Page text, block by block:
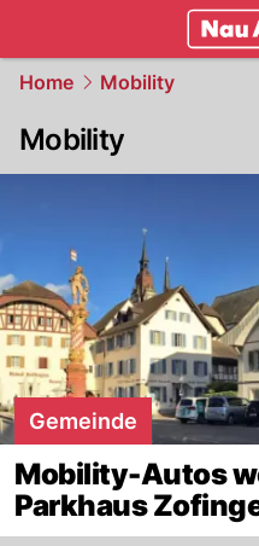
Home Mobility
Mobility
Gemeinde
Mobility-Autos
Parkhaus